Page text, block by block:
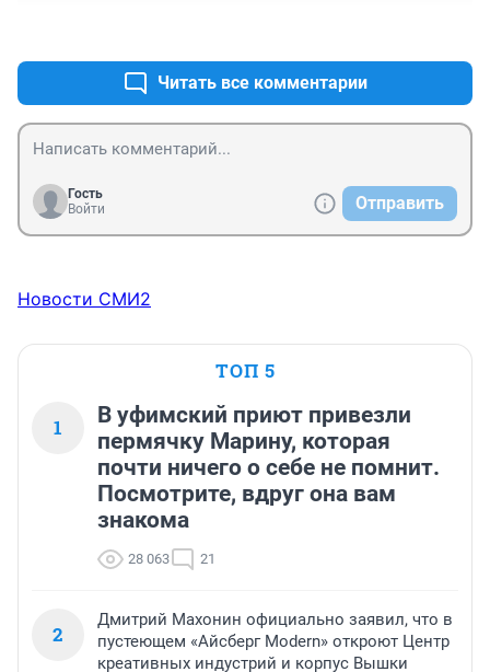
Читать все комментарии
Гость
Войти
Отправить
Новости СМИ2
ТОП 5
1
В уфимский приют привезли
пермячку Марину, которая
почти ничего о себе не помнит.
Посмотрите, вдруг она вам
знакома
28 063 21
2
Дмитрий Махонин официально заявил, что в
пустеющем «Айсберг Modern» откроют Центр
креативных индустрий и корпус Вышки